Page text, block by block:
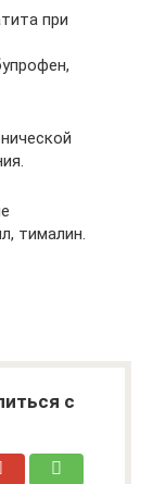
при
тималин.
с